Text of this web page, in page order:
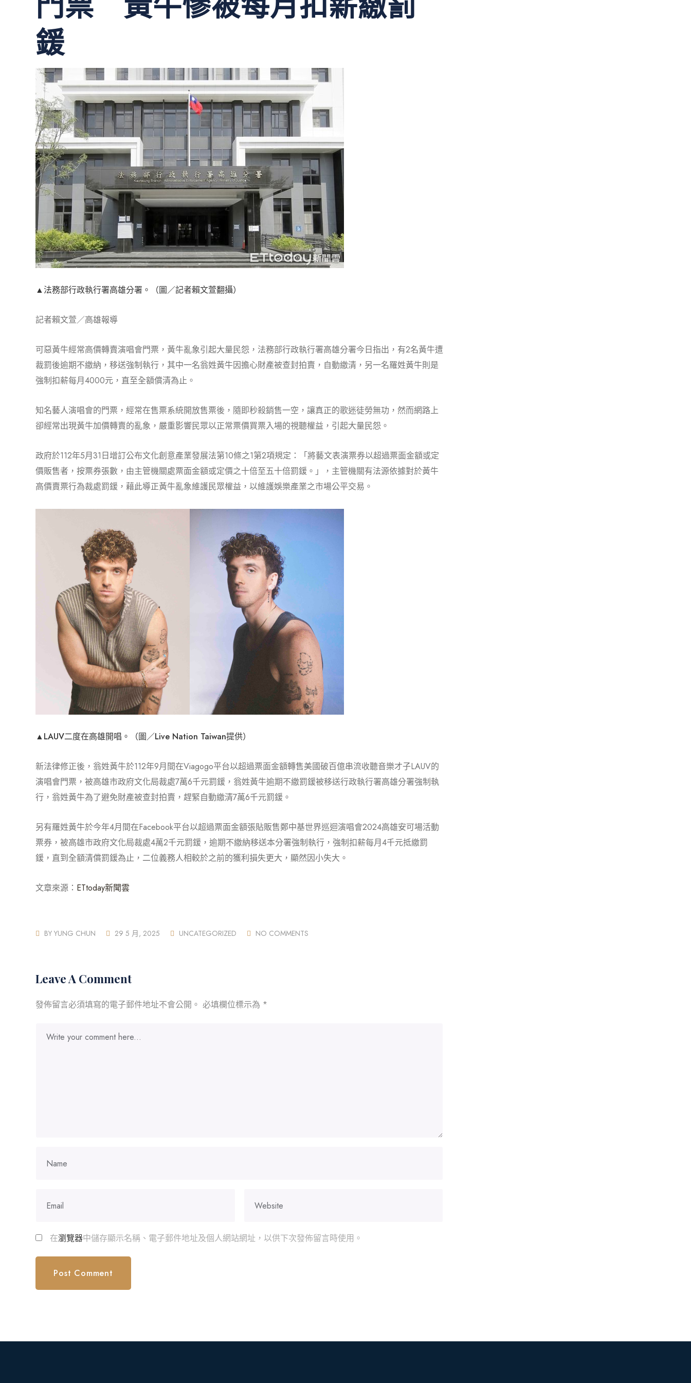
鍰
▲法務部行政執行署高雄分署。（圖／記者賴文萱翻攝）
記者賴文萱／高雄報導
可惡黃牛經常高價轉賣演唱會門票，黃牛亂象引起大量民怨，法務部行政執行署高雄分署今日指出，有2名黃牛遭
裁罰後逾期不繳納，移送強制執行，其中一名翁姓黃牛因擔心財產被查封拍賣，自動繳清，另一名羅姓黃牛則是
強制扣薪每月4000元，直至全額償清為止。
知名藝人演唱會的門票，經常在售票系統開放售票後，隨即秒殺銷售一空，讓真正的歌迷徒勞無功，然而網路上
卻經常出現黃牛加價轉賣的亂象，嚴重影響民眾以正常票價買票入場的視聽權益，引起大量民怨。
政府於112年5月31日增訂公布文化創意產業發展法第10條之1第2項規定：「將藝文表演票券以超過票面金額或定
價販售者，按票券張數，由主管機關處票面金額或定價之十倍至五十倍罰鍰。」，主管機關有法源依據對於黃牛
高價賣票行為裁處罰鍰，藉此導正黃牛亂象維護民眾權益，以維護娛樂產業之市場公平交易。
▲LAUV二度在高雄開唱。（圖／Live Nation Taiwan提供）
新法律修正後，翁姓黃牛於112年9月間在Viagogo平台以超過票面金額轉售美國破百億串流收聽音樂才子LAUV的
演唱會門票，被高雄市政府文化局裁處7萬6千元罰鍰，翁姓黃牛逾期不繳罰鍰被移送行政執行署高雄分署強制執
行，翁姓黃牛為了避免財產被查封拍賣，趕緊自動繳清7萬6千元罰鍰。
另有羅姓黃牛於今年4月間在Facebook平台以超過票面金額張貼販售鄭中基世界巡迴演唱會2024高雄安可場活動
票券，被高雄市政府文化局裁處4萬2千元罰鍰，逾期不繳納移送本分署強制執行，強制扣薪每月4千元抵繳罰
鍰，直到全額清償罰鍰為止，二位義務人相較於之前的獲利損失更大，顯然因小失大。
文章來源： ETtoday新聞雲
BY YUNG CHUN 29 5 月, 2025 UNCATEGORIZED NO COMMENTS
Leave A Comment
發佈留言必須填寫的電子郵件地址不會公開。 必填欄位標示為 *
在瀏覽器中儲存顯示名稱、電子郵件地址及個人網站網址，以供下次發佈留言時使用。